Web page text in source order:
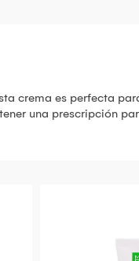
crema es perfecta
una prescripción